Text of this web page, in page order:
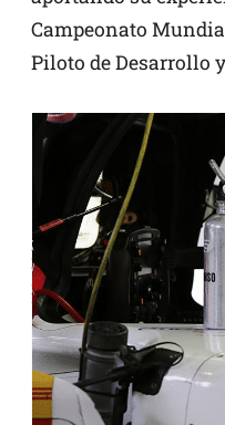
Campeonato
Piloto de Desarrollo